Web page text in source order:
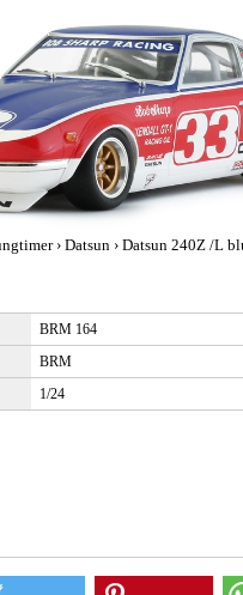
› Datsun › Datsun 240Z /L
BRM 164
BRM
1/24